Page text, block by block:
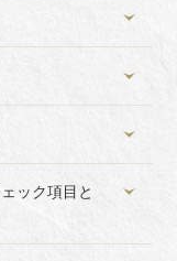
ック項目と